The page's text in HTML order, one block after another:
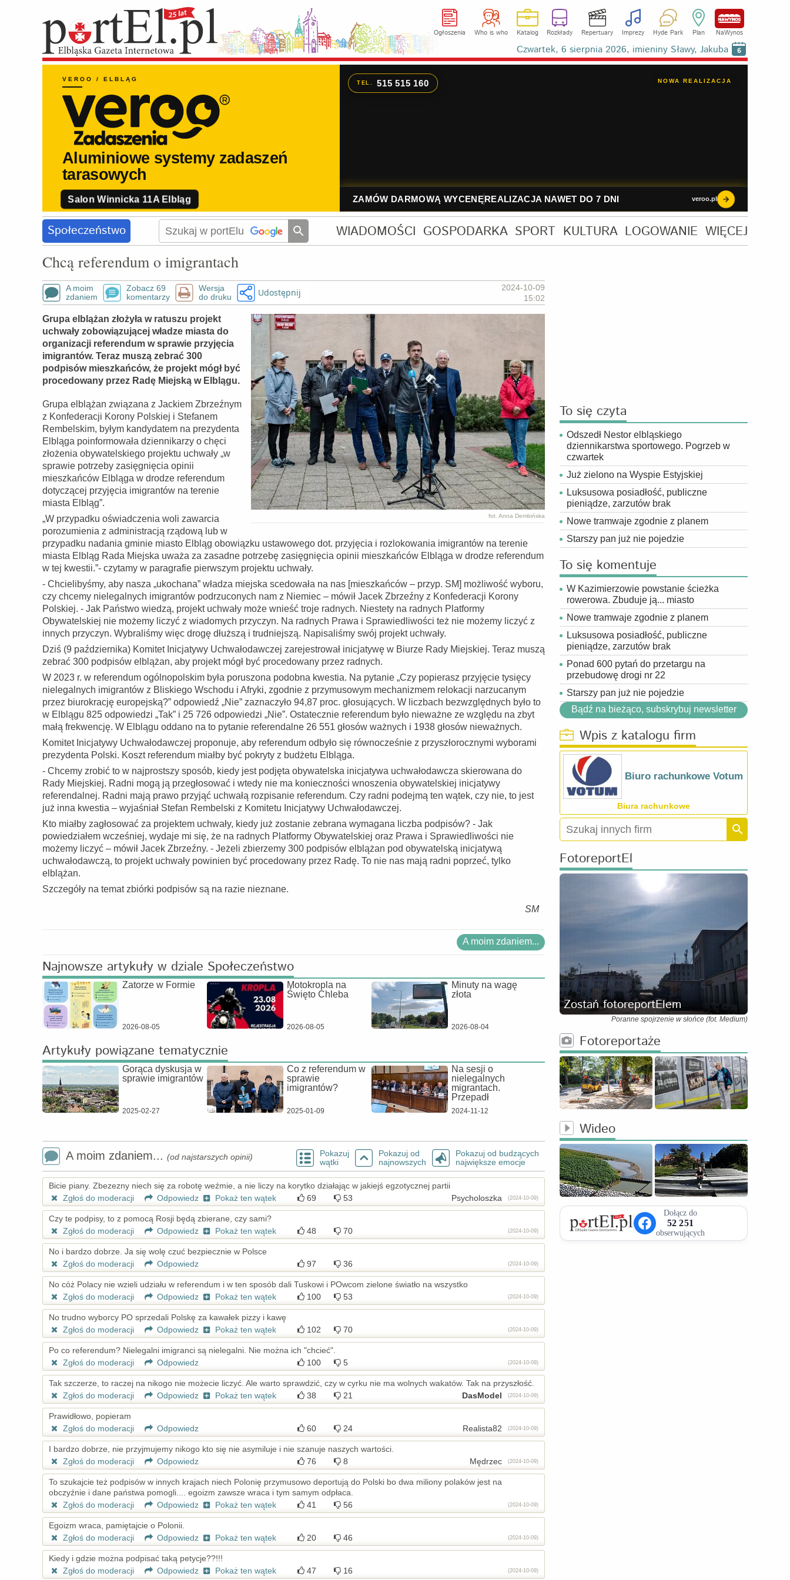
Ogłoszenia Who is who Katalog Rozkłady Repertuary Imprezy Hyde Park Plan NaWynos
Czwartek, 6 sierpnia 2026, imieniny Sławy, Jakuba 6
Społeczeństwo WIADOMOŚCI GOSPODARKA SPORT KULTURA LOGOWANIE WIĘCEJ
Chcą referendum o imigrantach
A moim
zdaniem
Zobacz 69
komentarzy
Wersja
do druku
Udostępnij
2024-10-09
15:02
fot. Anna Dembińska
Grupa elblążan złożyła w ratuszu projekt
uchwały zobowiązującej władze miasta do
organizacji referendum w sprawie przyjęcia
imigrantów. Teraz muszą zebrać 300
podpisów mieszkańców, że projekt mógł być
procedowany przez Radę Miejską w Elblągu.
Grupa elblążan związana z Jackiem Zbrzeźnym
z Konfederacji Korony Polskiej i Stefanem
Rembelskim, byłym kandydatem na prezydenta
Elbląga poinformowała dziennikarzy o chęci
złożenia obywatelskiego projektu uchwały „w
sprawie potrzeby zasięgnięcia opinii
mieszkańców Elbląga w drodze referendum
dotyczącej przyjęcia imigrantów na terenie
miasta Elbląg”.
„W przypadku oświadczenia woli zawarcia
porozumienia z administracją rządową lub w
przypadku nadania gminie miasto Elbląg obowiązku ustawowego dot. przyjęcia i rozlokowania imigrantów na terenie
miasta Elbląg Rada Miejska uważa za zasadne potrzebę zasięgnięcia opinii mieszkańców Elbląga w drodze referendum
w tej kwestii.”- czytamy w paragrafie pierwszym projektu uchwały.
- Chcielibyśmy, aby nasza „ukochana” władza miejska scedowała na nas [mieszkańców – przyp. SM] możliwość wyboru,
czy chcemy nielegalnych imigrantów podrzuconych nam z Niemiec – mówił Jacek Zbrzeźny z Konfederacji Korony
Polskiej. - Jak Państwo wiedzą, projekt uchwały może wnieść troje radnych. Niestety na radnych Platformy
Obywatelskiej nie możemy liczyć z wiadomych przyczyn. Na radnych Prawa i Sprawiedliwości też nie możemy liczyć z
innych przyczyn. Wybraliśmy więc drogę dłuższą i trudniejszą. Napisaliśmy swój projekt uchwały.
Dziś (9 października) Komitet Inicjatywy Uchwałodawczej zarejestrował inicjatywę w Biurze Rady Miejskiej. Teraz muszą
zebrać 300 podpisów elblążan, aby projekt mógł być procedowany przez radnych.
W 2023 r. w referendum ogólnopolskim była poruszona podobna kwestia. Na pytanie „Czy popierasz przyjęcie tysięcy
nielegalnych imigrantów z Bliskiego Wschodu i Afryki, zgodnie z przymusowym mechanizmem relokacji narzucanym
przez biurokrację europejską?” odpowiedź „Nie” zaznaczyło 94,87 proc. głosujących. W liczbach bezwzględnych było to
w Elblągu 825 odpowiedzi „Tak” i 25 726 odpowiedzi „Nie”. Ostatecznie referendum było nieważne ze względu na zbyt
małą frekwencję. W Elblągu oddano na to pytanie referendalne 26 551 głosów ważnych i 1938 głosów nieważnych.
Komitet Inicjatywy Uchwałodawczej proponuje, aby referendum odbyło się równocześnie z przyszłorocznymi wyborami
prezydenta Polski. Koszt referendum miałby być pokryty z budżetu Elbląga.
- Chcemy zrobić to w najprostszy sposób, kiedy jest podjęta obywatelska inicjatywa uchwałodawcza skierowana do
Rady Miejskiej. Radni mogą ją przegłosować i wtedy nie ma konieczności wnoszenia obywatelskiej inicjatywy
referendalnej. Radni mają prawo przyjąć uchwałą rozpisanie referendum. Czy radni podejmą ten wątek, czy nie, to jest
już inna kwestia – wyjaśniał Stefan Rembelski z Komitetu Inicjatywy Uchwałodawczej.
Kto miałby zagłosować za projektem uchwały, kiedy już zostanie zebrana wymagana liczba podpisów? - Jak
powiedziałem wcześniej, wydaje mi się, że na radnych Platformy Obywatelskiej oraz Prawa i Sprawiedliwości nie
możemy liczyć – mówił Jacek Zbrzeźny. - Jeżeli zbierzemy 300 podpisów elblążan pod obywatelską inicjatywą
uchwałodawczą, to projekt uchwały powinien być procedowany przez Radę. To nie nas mają radni poprzeć, tylko
elblążan.
Szczegóły na temat zbiórki podpisów są na razie nieznane.
SM
A moim zdaniem...
Najnowsze artykuły w dziale Społeczeństwo
Zatorze w Formie
2026-08-05
Motokropla na
Święto Chleba
2026-08-05
Minuty na wagę
złota
2026-08-04
Artykuły powiązane tematycznie
Gorąca dyskusja w
sprawie imigrantów
2025-02-27
Co z referendum w
sprawie
imigrantów?
2025-01-09
Na sesji o
nielegalnych
migrantach.
Przepadł
2024-11-12
A moim zdaniem... (od najstarszych opinii)
Pokazuj
wątki
Pokazuj od
najnowszych
Pokazuj od budzących
największe emocje
Bicie piany. Zbezezny niech się za robotę weźmie, a nie liczy na korytko działając w jakiejś egzotycznej partii
Zgłoś do moderacji
Odpowiedz Pokaż ten wątek 69 53 Psycholoszka (2024-10-09)
Czy te podpisy, to z pomocą Rosji będą zbierane, czy sami?
Zgłoś do moderacji
Odpowiedz Pokaż ten wątek 48 70 (2024-10-09)
No i bardzo dobrze. Ja się wolę czuć bezpiecznie w Polsce
Zgłoś do moderacji
Odpowiedz 97 36 (2024-10-09)
No cóż Polacy nie wzieli udziału w referendum i w ten sposób dali Tuskowi i POwcom zielone światło na wszystko
Zgłoś do moderacji
Odpowiedz Pokaż ten wątek 100 53 (2024-10-09)
No trudno wyborcy PO sprzedali Polskę za kawałek pizzy i kawę
Zgłoś do moderacji
Odpowiedz Pokaż ten wątek 102 70 (2024-10-09)
Po co referendum? Nielegalni imigranci są nielegalni. Nie można ich "chcieć".
Zgłoś do moderacji
Odpowiedz 100 5 (2024-10-09)
Tak szczerze, to raczej na nikogo nie możecie liczyć. Ale warto sprawdzić, czy w cyrku nie ma wolnych wakatów. Tak na przyszłość.
Zgłoś do moderacji
Odpowiedz Pokaż ten wątek 38 21 DasModel (2024-10-09)
Prawidłowo, popieram
Zgłoś do moderacji
Odpowiedz 60 24 Realista82 (2024-10-09)
I bardzo dobrze, nie przyjmujemy nikogo kto się nie asymiluje i nie szanuje naszych wartości.
Zgłoś do moderacji
Odpowiedz 76 8 Mędrzec (2024-10-09)
To szukajcie też podpisów w innych krajach niech Polonię przymusowo deportują do Polski bo dwa miliony polaków jest na
obczyźnie i dane państwa pomogli.... egoizm zawsze wraca i tym samym odpłaca.
Zgłoś do moderacji
Odpowiedz Pokaż ten wątek 41 56 (2024-10-09)
Egoizm wraca, pamiętajcie o Polonii.
Zgłoś do moderacji
Odpowiedz Pokaż ten wątek 20 46 (2024-10-09)
Kiedy i gdzie można podpisać taką petycje??!!!
Zgłoś do moderacji
Odpowiedz Pokaż ten wątek 47 16 (2024-10-09)
To się czyta
Odszedł Nestor elbląskiego
dziennikarstwa sportowego. Pogrzeb w
czwartek
Już zielono na Wyspie Estyjskiej
Luksusowa posiadłość, publiczne
pieniądze, zarzutów brak
Nowe tramwaje zgodnie z planem
Starszy pan już nie pojedzie
To się komentuje
W Kazimierzowie powstanie ścieżka
rowerowa. Zbuduje ją... miasto
Nowe tramwaje zgodnie z planem
Luksusowa posiadłość, publiczne
pieniądze, zarzutów brak
Ponad 600 pytań do przetargu na
przebudowę drogi nr 22
Starszy pan już nie pojedzie
Bądź na bieżąco, subskrybuj newsletter
Wpis z katalogu firm
Biuro rachunkowe Votum
Biura rachunkowe
FotoreportEl
Zostań fotoreportElem
Poranne spojrzenie w słońce (fot. Medium)
Fotoreportaże
Wideo